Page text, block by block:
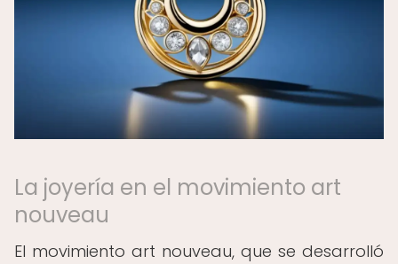
La joyería en el movimiento art
nouveau
El movimiento art nouveau, que se desarrolló